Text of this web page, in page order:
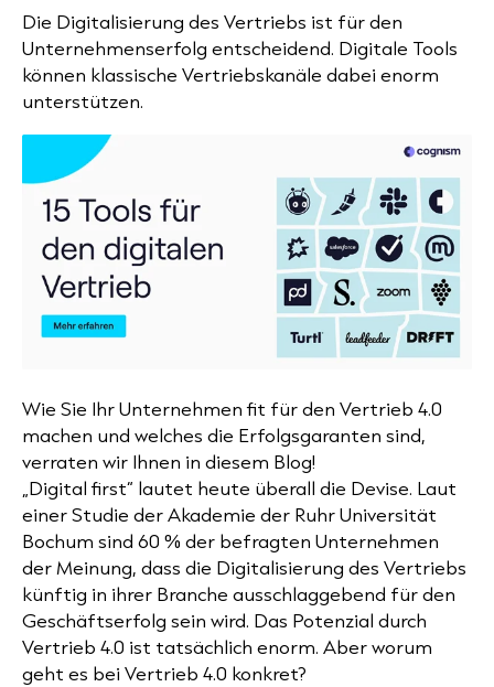
Die Digitalisierung des Vertriebs ist für den
Unternehmenserfolg entscheidend. Digitale Tools
können klassische Vertriebskanäle dabei enorm
unterstützen.
Wie Sie Ihr Unternehmen fit für den Vertrieb 4.0
machen und welches die Erfolgsgaranten sind,
verraten wir Ihnen in diesem Blog!
„Digital first“ lautet heute überall die Devise. Laut
einer Studie der Akademie der Ruhr Universität
Bochum sind 60 % der befragten Unternehmen
der Meinung, dass die Digitalisierung des Vertriebs
künftig in ihrer Branche ausschlaggebend für den
Geschäftserfolg sein wird. Das Potenzial durch
Vertrieb 4.0 ist tatsächlich enorm. Aber worum
geht es bei Vertrieb 4.0 konkret?